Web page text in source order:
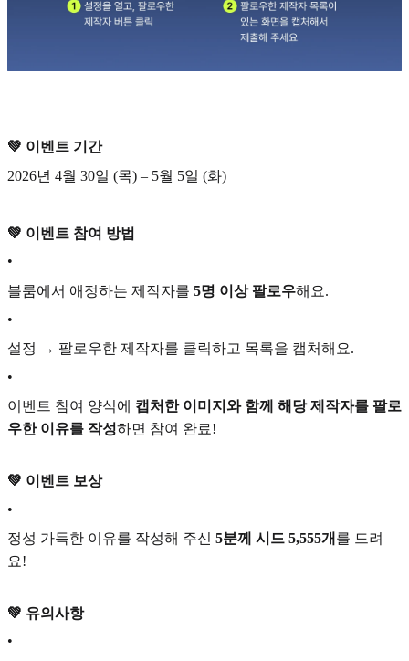
💚 이벤트 기간
2026년 4월 30일 (목) – 5월 5일 (화)
💚 이벤트 참여 방법
•
블룸에서 애정하는 제작자를 5명 이상 팔로우해요.
•
설정 → 팔로우한 제작자를 클릭하고 목록을 캡처해요.
•
이벤트 참여 양식에 캡처한 이미지와 함께 해당 제작자를 팔로
우한 이유를 작성하면 참여 완료!
💚 이벤트 보상
•
정성 가득한 이유를 작성해 주신 5분께 시드 5,555개 를 드려
요!
💚 유의사항
•